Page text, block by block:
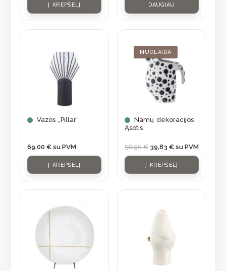
Į KREPŠELĮ DAUGIAU
Vazos „Pillar”
69,00 € su PVM
Į KREPŠELĮ
NUOLAIDA
Namų dekoracijos
Ąsotis
56,90€
was:
56,90 €.
39,83 €
is:
39,83 €.
su PVM
Į KREPŠELĮ